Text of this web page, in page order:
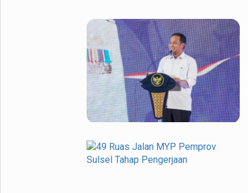
Hukum & Kriminal
Internasional
Citizen
Pemerintahan
Bulutangkis